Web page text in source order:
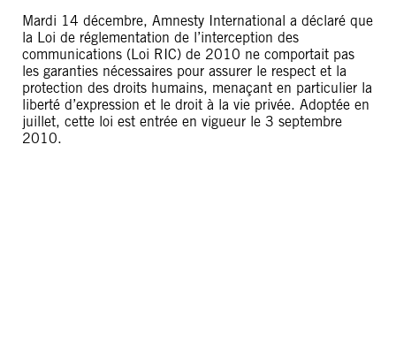
Mardi 14 décembre, Amnesty International a déclaré que
la Loi de réglementation de l’interception des
communications (Loi RIC) de 2010 ne comportait pas
les garanties nécessaires pour assurer le respect et la
protection des droits humains, menaçant en particulier la
liberté d’expression et le droit à la vie privée. Adoptée en
juillet, cette loi est entrée en vigueur le 3 septembre
2010.